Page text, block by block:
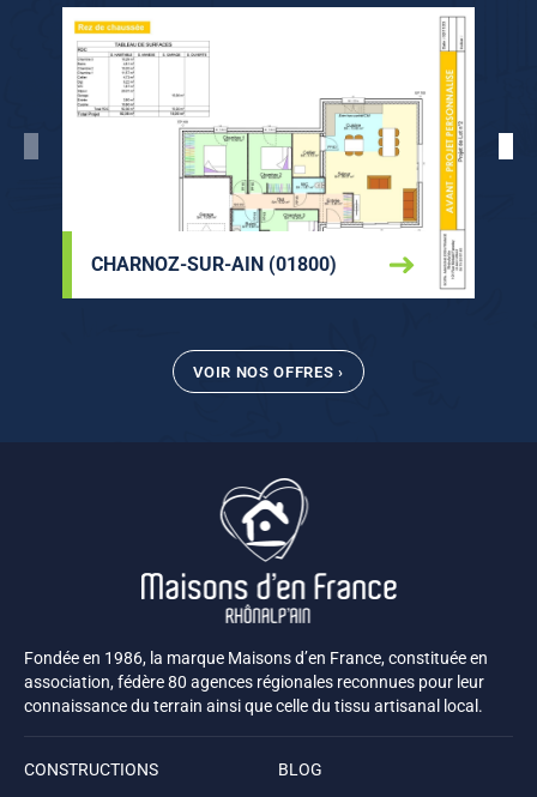
CHARNOZ-SUR-AIN (01800)
VOIR NOS OFFRES ›
Fondée en 1986, la marque Maisons d’en France, constituée en
association, fédère 80 agences régionales reconnues pour leur
connaissance du terrain ainsi que celle du tissu artisanal local.
CONSTRUCTIONS BLOG